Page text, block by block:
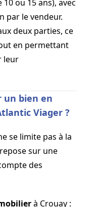
ou 15 ans), avec
par le vendeur.
deux parties, ce
en permettant
leur
un bien en
Viager ?
se limite pas à la
sur une
des
à Crouay :